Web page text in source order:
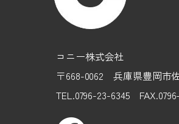
コニー株式会社
〒668-0062 兵庫県豊岡市
TEL.0796-23-6345